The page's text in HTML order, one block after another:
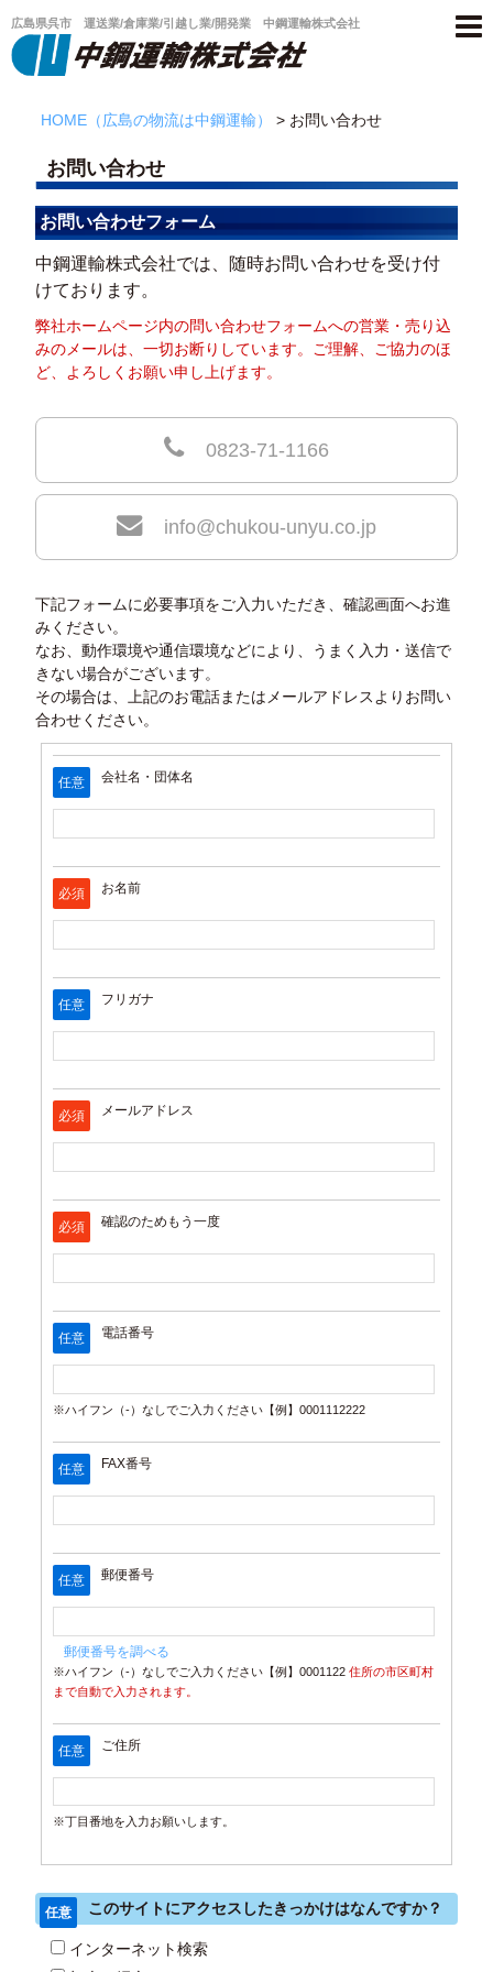
広島県呉市 運送業/倉庫業/引越し業/開発業 中鋼運輸株式会社
中鋼運輸の事業案内
プライバシーポリシー
広島県呉市 運送業/倉庫業/引越し業/開発業 中鋼運輸株式会社
HOME（広島の物流は中鋼運輸） > お問い合わせ
お問い合わせ
お問い合わせフォーム
中鋼運輸株式会社では、随時お問い合わせを受け付
けております。
弊社ホームページ内の問い合わせフォームへの営業・売り込
みのメールは、一切お断りしています。 ご理解、ご協力のほ
ど、よろしくお願い申し上げます。
0823-71-1166
info@chukou-unyu.co.jp
下記フォームに必要事項をご入力いただき、確認画面へお進
みください。
なお、動作環境や通信環境などにより、うまく入力・送信で
きない場合がございます。
その場合は、上記のお電話またはメールアドレスよりお問い
合わせください。
任意 会社名・団体名
必須 お名前
任意 フリガナ
必須 メールアドレス
必須 確認のためもう一度
任意 電話番号
※ハイフン（-）なしでご入力ください【例】0001112222
任意 FAX番号
任意 郵便番号
郵便番号を調べる
※ハイフン（-）なしでご入力ください【例】0001122住所の市区町村
まで自動で入力されます。
任意 ご住所
※丁目番地を入力お願いします。
任意 このサイトにアクセスしたきっかけはなんですか？
インターネット検索